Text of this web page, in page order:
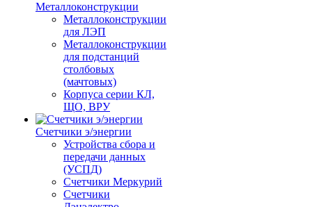
Металлоконструкции
Металлоконструкции
для ЛЭП
Металлоконструкции
для подстанций
столбовых
(мачтовых)
Корпуса серии КЛ,
ЩО, ВРУ
Счетчики э/энергии
Устройства сбора и
передачи данных
(УСПД)
Счетчики Меркурий
Счетчики